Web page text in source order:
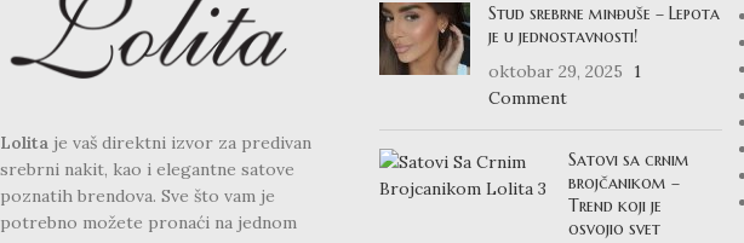
Lolita je vaš direktni izvor za predivan
srebrni nakit, kao i elegantne satove
poznatih brendova. Sve što vam je
potrebno možete pronaći na jednom
Stud srebrne minđuše – Lepota
je u jednostavnosti!
oktobar 29, 2025
1
Comment
Satovi sa crnim
brojčanikom –
Trend koji je
osvojio svet